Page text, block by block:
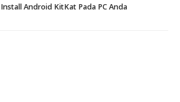
Android KitKat Pada PC Anda